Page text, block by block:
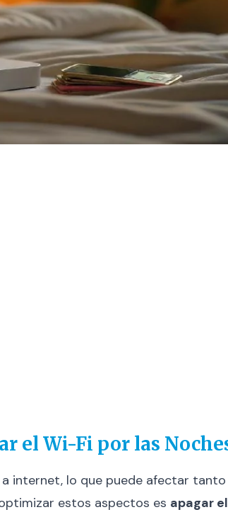
el Wi-Fi por las
internet, lo que puede afectar
estos aspectos es apagar